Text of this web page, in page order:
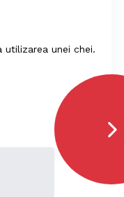
unei chei.